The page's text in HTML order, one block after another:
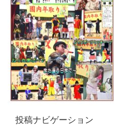
投稿ナビゲーション